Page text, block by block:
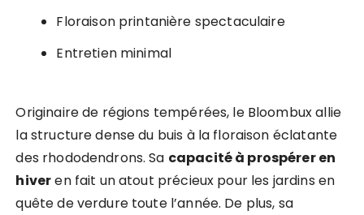
Floraison printanière spectaculaire
Entretien minimal
Originaire de régions tempérées, le Bloombux allie
la structure dense du buis à la floraison éclatante
des rhododendrons. Sa capacité à prospérer en
hiveren fait un atout précieux pour les jardins en
quête de verdure toute l’année. De plus, sa